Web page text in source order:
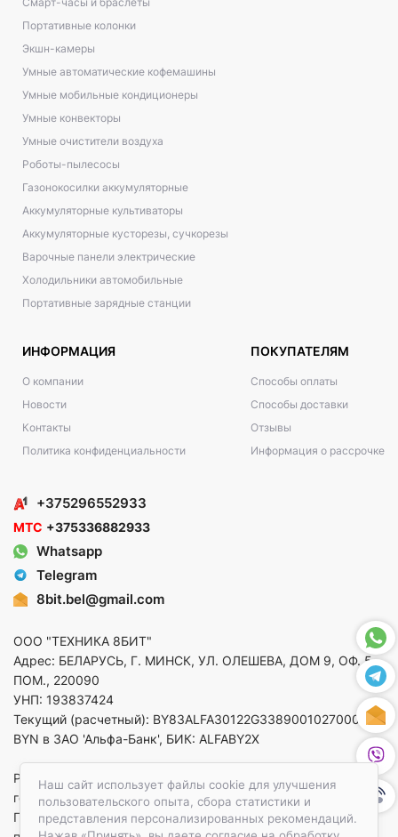
Наш сайт использует файлы cookie для улучшения
пользовательского опыта, сбора статистики и
представления персонализированных рекомендаций.
Портативные колонки
Экшн-камеры
Умные автоматические кофемашины
Умные мобильные кондиционеры
Умные конвекторы
Умные очистители воздуха
Роботы-пылесосы
Газонокосилки аккумуляторные
Аккумуляторные культиваторы
Аккумуляторные кусторезы, сучкорезы
Варочные панели электрические
Холодильники автомобильные
Портативные зарядные станции
ИНФОРМАЦИЯ
О компании
Новости
Контакты
Политика конфиденциальности
ПОКУПАТЕЛЯМ
Способы оплаты
Способы доставки
Отзывы
Информация о рассрочке
+375296552933
МТС +375336882933
Whatsapp
Telegram
8bit.bel@gmail.com
ООО "ТЕХНИКА 8БИТ"
Адрес: БЕЛАРУСЬ, Г. МИНСК, УЛ. ОЛЕШЕВА, ДОМ 9, ОФ. 5,
ПОМ., 220090
УНП: 193837424
Текущий (расчетный): BY83ALFA30122G33890010270000 в
BYN в ЗАО 'Альфа-Банк', БИК: ALFABY2X
Регистрация в торговом реестре от 14.08.2025 Минский
горисполком
По вопросам защиты прав потребителей